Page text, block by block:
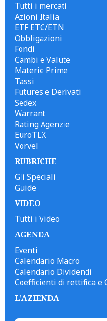
Tutti i mercati
Azioni Italia
ETF ETC/ETN
Obbligazioni
Fondi
Cambi e Valute
Materie Prime
Tassi
Futures e Derivati
Sedex
Warrant
Rating Agenzie
EuroTLX
Vorvel
RUBRICHE
Gli Speciali
Guide
VIDEO
Tutti i Video
AGENDA
Eventi
Calendario Macro
Calendario Dividendi
Coefficienti di rettifica e
L'AZIENDA